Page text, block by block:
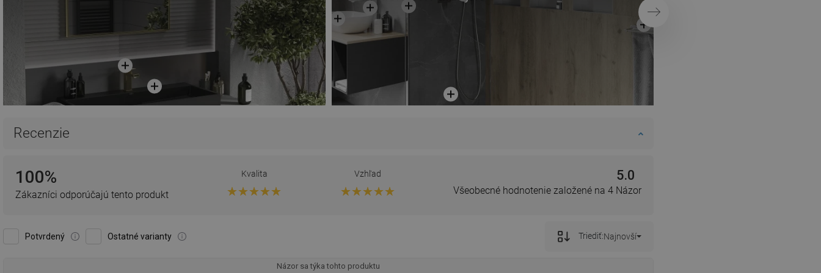
Ďalej
Recenzie
100%
Zákazníci odporúčajú tento produkt
Kvalita Vzhľad 5.0
Všeobecné hodnotenie založené na 4 Názor
Potvrdený Ostatné varianty Triediť:Najnovší
Názor sa týka tohto produktu